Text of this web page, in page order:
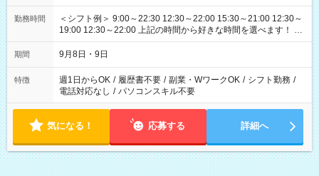
勤務時間
＜シフト例＞ 9:00～22:30 12:30～22:00 15:30～21:00 12:30～
19:00 12:30～22:00 上記の時間から好きな時間を選べます！ ※
時間は変更となる可能性があります
期間 9月8日・9日
特徴 週1日からOK / 履歴書不要 / 副業・WワークOK / シフト勤務 /
電話対応なし / パソコンスキル不要
気になる！ 応募する 詳細へ